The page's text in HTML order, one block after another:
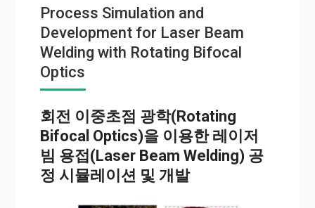
Process Simulation and
Development for Laser Beam
Welding with Rotating Bifocal
Optics
회전 이중초점 광학(Rotating
Bifocal Optics)을 이용한 레이저
빔 용접(Laser Beam Welding) 공
정 시뮬레이션 및 개발